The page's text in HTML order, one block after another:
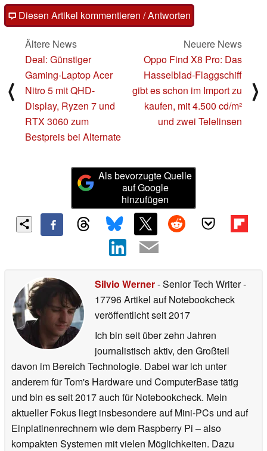
Diesen Artikel kommentieren / Antworten
⟨
Ältere News
Deal: Günstiger
Gaming-Laptop Acer
Nitro 5 mit QHD-
Display, Ryzen 7 und
RTX 3060 zum
Bestpreis bei Alternate
Neuere News
Oppo Find X8 Pro: Das
Hasselblad-Flaggschiff
gibt es schon im Import zu
kaufen, mit 4.500 cd/m²
und zwei Telelinsen
⟩
Als bevorzugte Quelle
auf Google
hinzufügen
Silvio Werner- Senior Tech Writer-
17796 Artikel auf Notebookcheck
veröffentlichtseit 2017
Ich bin seit über zehn Jahren
journalistisch aktiv, den Großteil
davon im Bereich Technologie. Dabei war ich unter
anderem für Tom's Hardware und ComputerBase tätig
und bin es seit 2017 auch für Notebookcheck. Mein
aktueller Fokus liegt insbesondere auf Mini-PCs und auf
Einplatinenrechnern wie dem Raspberry Pi – also
kompakten Systemen mit vielen Möglichkeiten. Dazu